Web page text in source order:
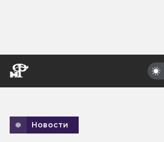
Новости